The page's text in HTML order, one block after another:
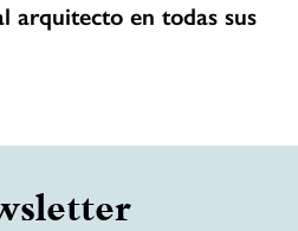
arquitecto en todas sus